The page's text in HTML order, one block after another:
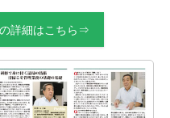
詳細はこちら⇒